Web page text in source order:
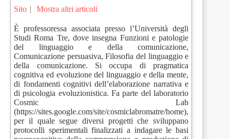
Sito | Mostra altri articoli
È professoressa associata presso l’Università degli
Studi Roma Tre, dove insegna Funzioni e patologie
del linguaggio e della comunicazione,
Comunicazione persuasiva, Filosofia del linguaggio e
della comunicazione. Si occupa di pragmatica
cognitiva ed evoluzione del linguaggio e della mente,
di fondamenti cognitivi dell’elaborazione narrativa e
di psicologia evoluzionistica. Fa parte del laboratorio
Cosmic Lab
(https://sites.google.com/site/cosmiclabromatre/home),
per il quale segue diversi progetti che sviluppano
protocolli sperimentali finalizzati a indagare le basi